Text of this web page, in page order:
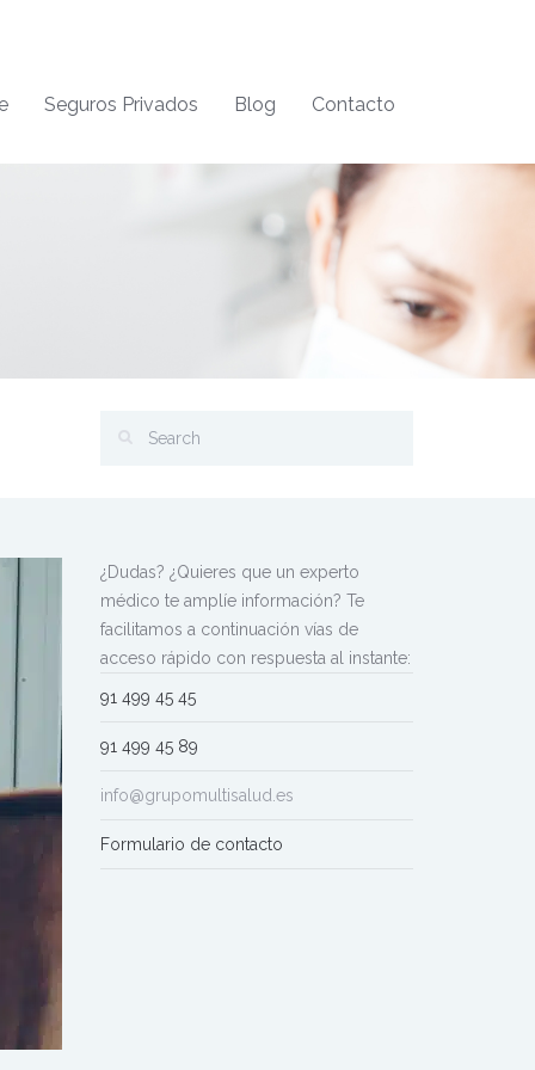
Seguros Privados Blog Contacto
¿Dudas? ¿Quieres que un experto
médico te amplíe información? Te
facilitamos a continuación vías de
acceso rápido con respuesta al instante:
91 499 45 45
91 499 45 89
info@grupomultisalud.es
Formulario de contacto